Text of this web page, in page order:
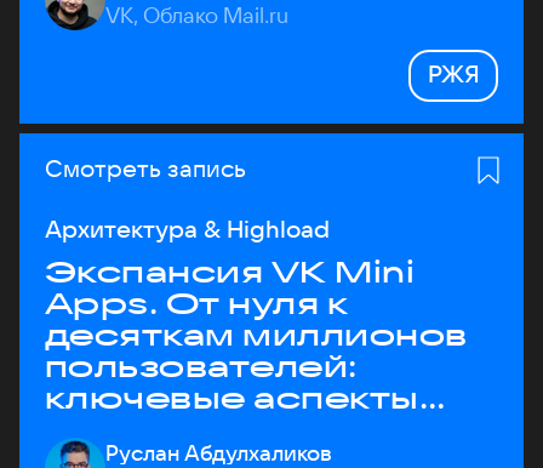
VK, Облако Mail.ru
РЖЯ
Смотреть запись
Архитектура & Highload
Экспансия VK Mini
Apps. От нуля к
десяткам миллионов
пользователей:
ключевые аспекты
архитектуры
Руслан Абдулхаликов